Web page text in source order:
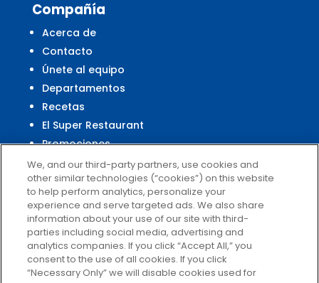
Compañía
Acerca de
Contacto
Únete al equipo
Departamentos
Recetas
El Super Restaurant
Promociones
Centro Financiero El Super
Servicio al Cliente
Ayuda
Políticas de privacidad
Términos de uso
We, and our third-party partners, use cookies and
other similar technologies (“cookies”) on this website
to help perform analytics, personalize your
experience and serve targeted ads. We also share
information about your use of our site with third-
parties including social media, advertising and
analytics companies. If you click “Accept All,” you
consent to the use of all cookies. If you click
“Necessary Only” we will disable cookies used for